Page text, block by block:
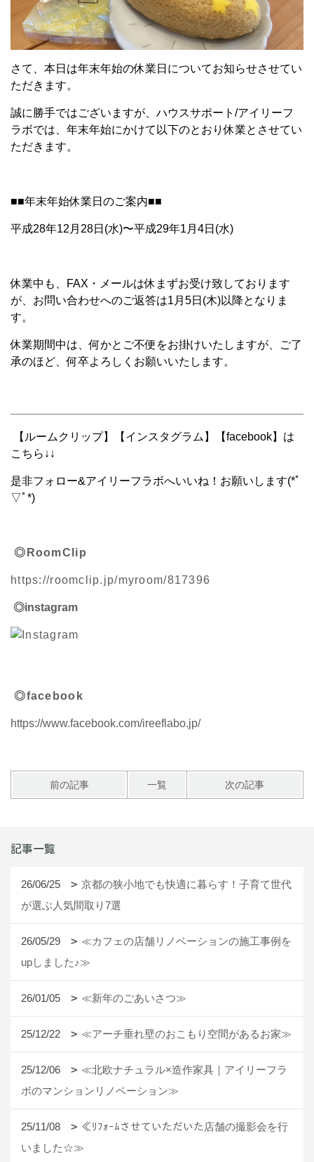
さて、本日は年末年始の休業日についてお知らせさせてい
ただきます。
誠に勝手ではございますが、ハウスサポート/アイリーフ
ラボでは、年末年始にかけて以下のとおり休業とさせてい
ただきます。
■■年末年始休業日のご案内■■
平成28年12月28日(水)〜平成29年1月4日(水)
休業中も、FAX・メールは休まずお受け致しております
が、お問い合わせへのご返答は1月5日(木)以降となりま
す。
休業期間中は、何かとご不便をお掛けいたしますが、ご了
承のほど、何卒よろしくお願いいたします。
【ルームクリップ】【インスタグラム】【facebook】は
こちら↓↓
是非フォロー&アイリーフラボへいいね！お願いします(*ﾟ
▽ﾟ*)
◎RoomClip
https://roomclip.jp/myroom/817396
◎instagram
◎facebook
https://www.facebook.com/ireeflabo.jp/
前の記事 一覧 次の記事
記事一覧
26/06/25
京都の狭小地でも快適に暮らす！子育て世代
が選ぶ人気間取り7選
26/05/29
≪カフェの店舗リノベーションの施工事例を
upしました♪≫
26/01/05 ≪新年のごあいさつ≫
25/12/22 ≪アーチ垂れ壁のおこもり空間があるお家≫
25/12/06
≪北欧ナチュラル×造作家具｜アイリーフラ
ボのマンションリノベーション≫
25/11/08
≪ﾘﾌｫｰﾑさせていただいた店舗の撮影会を行
いました☆≫